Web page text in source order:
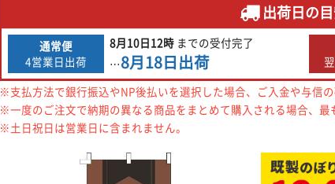
出荷日の
通常便
4営業日出荷
8月10日12時 までの受付完了
…8月18日出荷
※支払方法で銀行振込やNP後払いを選択した場合、ご入金や与信
※一度のご注文で納期の異なる商品をまとめて購入される場合、最
※土日祝日は営業日に含まれません。